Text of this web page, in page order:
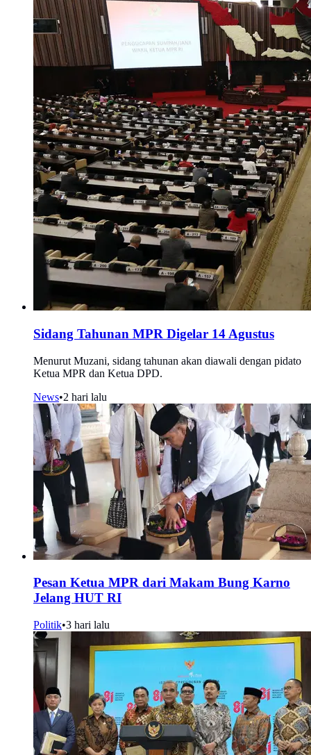
Sidang Tahunan MPR Digelar 14 Agustus
Menurut Muzani, sidang tahunan akan diawali dengan pidato
Ketua MPR dan Ketua DPD.
News•2 hari lalu
Pesan Ketua MPR dari Makam Bung Karno
Jelang HUT RI
Politik•3 hari lalu